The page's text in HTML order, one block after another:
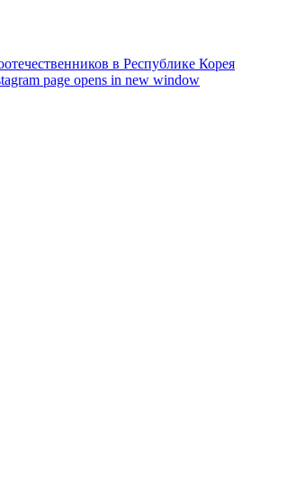
page opens in new window